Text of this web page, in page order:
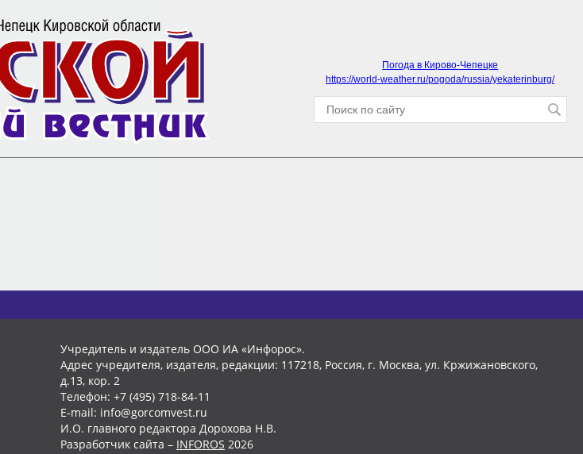
Погода в Кирово-Чепецке
https://world-weather.ru/pogoda/russia/yekaterinburg/
Учредитель и издатель ООО ИА «Инфорос».
Адрес учредителя, издателя, редакции: 117218, Россия, г. Москва, ул. Кржижановского,
д.13, кор. 2
Телефон: +7 (495) 718-84-11
E-mail: info@gorcomvest.ru
И.О. главного редактора Дорохова Н.В.
Разработчик сайта – INFOROS 2026